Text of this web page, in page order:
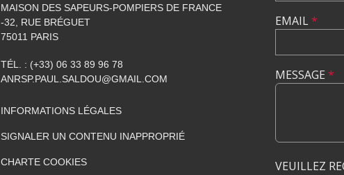
MAISON DES SAPEURS-POMPIERS DE FRANCE
-32, RUE BRÉGUET
75011 PARIS
TÉL. : (+33) 06 33 89 96 78
ANRSP.PAUL.SALDOU@GMAIL.COM
INFORMATIONS LÉGALES
SIGNALER UN CONTENU INAPPROPRIÉ
CHARTE COOKIES
EMAIL*
MESSAGE *
VEUILLEZ